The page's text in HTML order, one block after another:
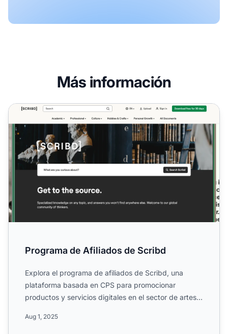
Más información
Programa de Afiliados de Scribd
Programa de Afiliados de Scribd
Explora el programa de afiliados de Scribd, una
plataforma basada en CPS para promocionar
productos y servicios digitales en el sector de artes,
Aug 1, 2025